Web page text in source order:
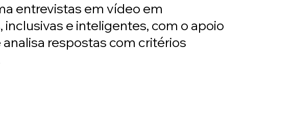
entrevistas em vídeo em
inclusivas e inteligentes, com o apoio
analisa respostas com critérios